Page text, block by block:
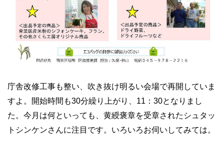
庁舎改修工事も整い、吹き抜け明るい会場で再開していま
すよ。開始時間も30分繰り上がり、 11 ： 30となりまし
た。今月は何といっても、黄綬褒章を受章されたシュタッ
トシンケンさんに注目です。いろいろお伺いしてみては。